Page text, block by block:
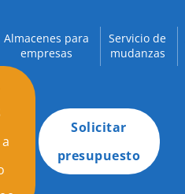
Almacenes para
empresas
Servicio de
mudanzas
Solicitar
presupuesto